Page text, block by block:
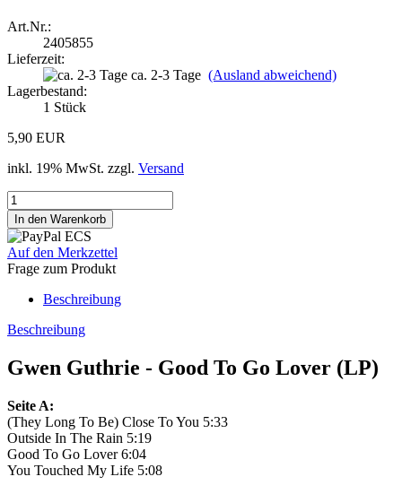
Art.Nr.:
2405855
Lieferzeit:
ca. 2-3 Tage (Ausland abweichend)
Lagerbestand:
1 Stück
5,90 EUR
inkl. 19% MwSt. zzgl. Versand
Auf den Merkzettel
Frage zum Produkt
Beschreibung
Beschreibung
Gwen Guthrie - Good To Go Lover (LP)
Seite A:
(They Long To Be) Close To You 5:33
Outside In The Rain 5:19
Good To Go Lover 6:04
You Touched My Life 5:08